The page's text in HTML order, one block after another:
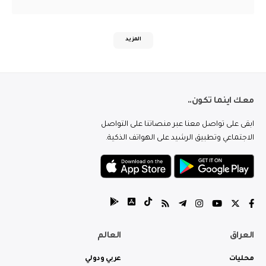
المزيد
معك اينما تكون..
ابقى على تواصل معنا عبر منصاتنا على التواصل
الاجتماعي وتطبيق الرشيد على الهواتف الذكية.
العراق
محليات
العالم
عربي ودولي